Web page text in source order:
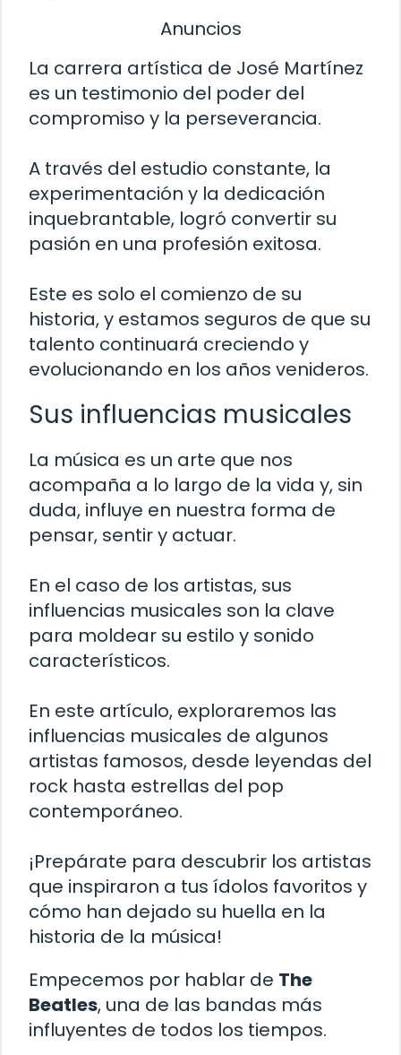
Anuncios
La carrera artística de José Martínez
es un testimonio del poder del
compromiso y la perseverancia.
A través del estudio constante, la
experimentación y la dedicación
inquebrantable, logró convertir su
pasión en una profesión exitosa.
Este es solo el comienzo de su
historia, y estamos seguros de que su
talento continuará creciendo y
evolucionando en los años venideros.
Sus influencias musicales
La música es un arte que nos
acompaña a lo largo de la vida y, sin
duda, influye en nuestra forma de
pensar, sentir y actuar.
En el caso de los artistas, sus
influencias musicales son la clave
para moldear su estilo y sonido
característicos.
En este artículo, exploraremos las
influencias musicales de algunos
artistas famosos, desde leyendas del
rock hasta estrellas del pop
contemporáneo.
¡Prepárate para descubrir los artistas
que inspiraron a tus ídolos favoritos y
cómo han dejado su huella en la
historia de la música!
Empecemos por hablar de The
Beatles, una de las bandas más
influyentes de todos los tiempos.